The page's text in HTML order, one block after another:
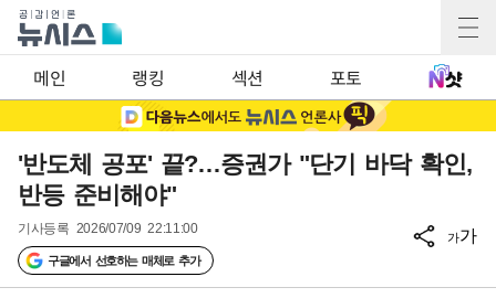
메인 랭킹 섹션 포토
'반도체 공포' 끝?…증권가 "단기 바닥 확인,
반등 준비해야"
기사등록 2026/07/09 22:11:00
구글에서 선호하는 매체로 추가
가가